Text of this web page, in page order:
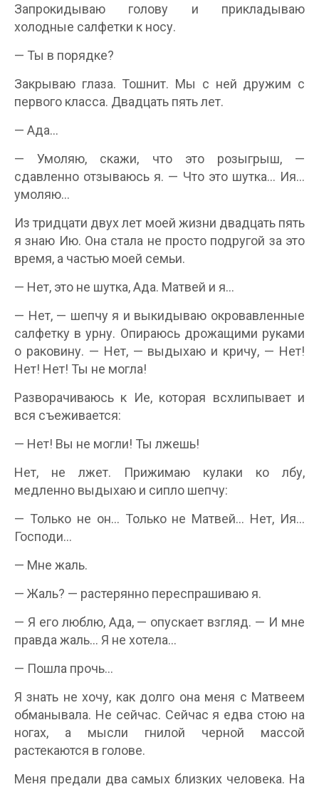
Запрокидываю голову и прикладываю
холодные салфетки к носу.
— Ты в порядке?
Закрываю глаза. Тошнит. Мы с ней дружим с
первого класса. Двадцать пять лет.
— Ада…
— Умоляю, скажи, что это розыгрыш, —
сдавленно отзываюсь я. — Что это шутка… Ия…
умоляю…
Из тридцати двух лет моей жизни двадцать пять
я знаю Ию. Она стала не просто подругой за это
время, а частью моей семьи.
— Нет, это не шутка, Ада. Матвей и я…
— Нет, — шепчу я и выкидываю окровавленные
салфетку в урну. Опираюсь дрожащими руками
о раковину. — Нет, — выдыхаю и кричу, — Нет!
Нет! Нет! Ты не могла!
Разворачиваюсь к Ие, которая всхлипывает и
вся съеживается:
— Нет! Вы не могли! Ты лжешь!
Нет, не лжет. Прижимаю кулаки ко лбу,
медленно выдыхаю и сипло шепчу:
— Только не он… Только не Матвей… Нет, Ия…
Господи…
— Мне жаль.
— Жаль? — растерянно переспрашиваю я.
— Я его люблю, Ада, — опускает взгляд. — И мне
правда жаль… Я не хотела…
— Пошла прочь…
Я знать не хочу, как долго она меня с Матвеем
обманывала. Не сейчас. Сейчас я едва стою на
ногах, а мысли гнилой черной массой
растекаются в голове.
Меня предали два самых близких человека. На